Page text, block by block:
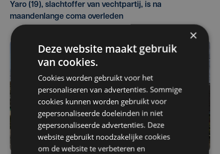
Yaro (19), slachtoffer van vechtpartij, is na
maandenlange coma overleden
×
Deze website maakt gebruik
van cookies.
Cookies worden gebruikt voor het
personaliseren van advertenties. Sommige
cookies kunnen worden gebruikt voor
gepersonaliseerde doeleinden in niet
gepersonaliseerde advertenties. Deze
website gebruikt noodzakelijke cookies
om de website te verbeteren en